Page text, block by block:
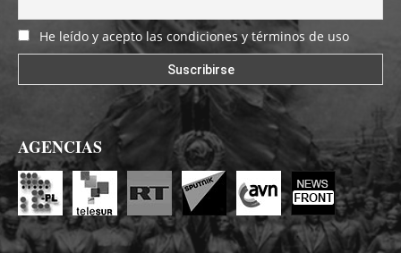
He leído y acepto las condiciones y términos de uso
AGENCIAS